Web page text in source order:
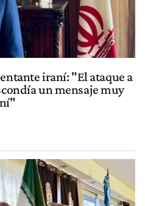
iraní: "El ataque a
un mensaje muy